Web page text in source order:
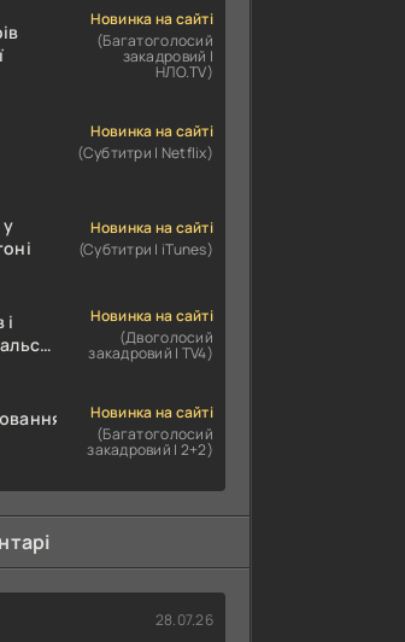
Новинка на сайті
(Багатоголосий
закадровий |
НЛО.TV)
Новинка на сайті
(Субтитри | Netflix)
у
Новинка на сайті
(Субтитри | iTunes)
Новинка на сайті
(Двоголосий
закадровий | TV4)
Новинка на сайті
(Багатоголосий
закадровий | 2+2)
28.07.26